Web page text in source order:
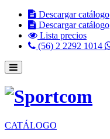
Descargar catálogo
Descargar catálogo
Lista precios
(56) 2 2292 1014
CATÁLOGO